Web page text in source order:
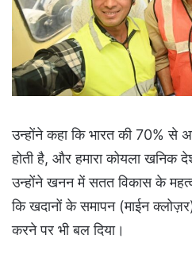
उन्होंने कहा कि भारत की 70% से
होती है, और हमारा कोयला खनिक
उन्होंने खनन में सतत विकास के
कि खदानों के समापन (माईन
करने पर भी बल दिया।